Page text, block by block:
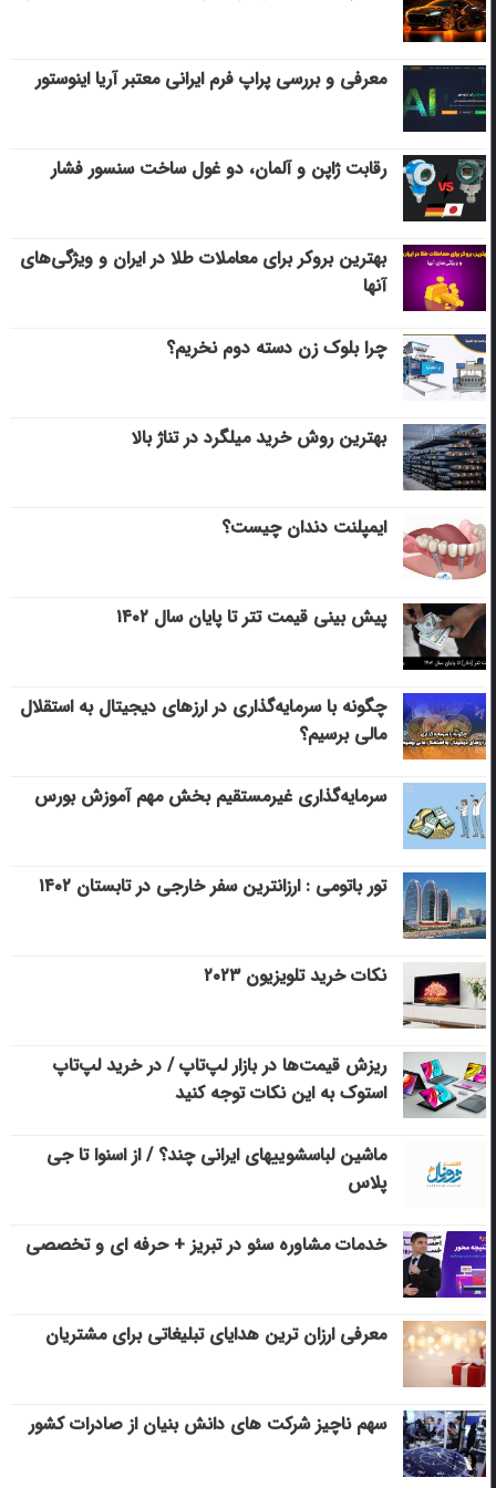
معرفی و بررسی پراپ فرم ایرانی معتبر آریا اینوستور
رقابت ژاپن و آلمان، دو غول ساخت سنسور فشار
بهترین بروکر برای معاملات طلا در ایران و ویژگی‌های
آنها
چرا بلوک زن دسته دوم نخریم؟
بهترین روش خرید میلگرد در تناژ بالا
ایمپلنت دندان چیست؟
پیش بینی قیمت تتر تا پایان سال ۱۴۰۲
چگونه با سرمایه‌گذاری در ارزهای دیجیتال به استقلال
مالی برسیم؟
سرمایه‌گذاری غیرمستقیم بخش مهم آموزش بورس
تور باتومی : ارزانترین سفر خارجی در تابستان ۱۴۰۲
نکات خرید تلویزیون ۲۰۲۳
ریزش قیمت‌ها در بازار لپ‌تاپ / در خرید لپ‌تاپ
استوک به این نکات توجه کنید
ماشین لباسشویی‎های ایرانی چند؟ / از اسنوا تا جی
پلاس
خدمات مشاوره سئو در تبریز + حرفه ای و تخصصی
معرفی ارزان ترین هدایای تبلیغاتی برای مشتریان
سهم ناچیز شرکت های دانش بنیان از صادرات کشور